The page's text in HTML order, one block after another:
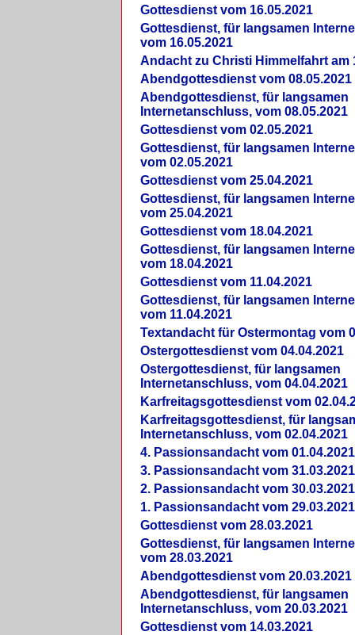
Gottesdienst vom 16.05.2021
Gottesdienst, für langsamen
vom 16.05.2021
Andacht zu Christi Himmelfahrt am
Abendgottesdienst vom 08.05.2021
Abendgottesdienst, für langsamen
Internetanschluss, vom 08.05.2021
Gottesdienst vom 02.05.2021
Gottesdienst, für langsamen
vom 02.05.2021
Gottesdienst vom 25.04.2021
Gottesdienst, für langsamen
vom 25.04.2021
Gottesdienst vom 18.04.2021
Gottesdienst, für langsamen
vom 18.04.2021
Gottesdienst vom 11.04.2021
Gottesdienst, für langsamen
vom 11.04.2021
Textandacht für Ostermontag vom
Ostergottesdienst vom 04.04.2021
Ostergottesdienst, für langsamen
Internetanschluss, vom 04.04.2021
Karfreitagsgottesdienst vom
Karfreitagsgottesdienst, für
Internetanschluss, vom 02.04.2021
4. Passionsandacht vom 01.04.2021
3. Passionsandacht vom 31.03.2021
2. Passionsandacht vom 30.03.2021
1. Passionsandacht vom 29.03.2021
Gottesdienst vom 28.03.2021
Gottesdienst, für langsamen
vom 28.03.2021
Abendgottesdienst vom 20.03.2021
Abendgottesdienst, für langsamen
Internetanschluss, vom 20.03.2021
Gottesdienst vom 14.03.2021